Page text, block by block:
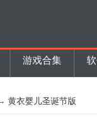
游戏合集
黄衣婴儿圣诞节版